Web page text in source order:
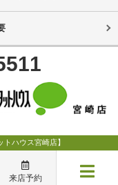
ハウス宮崎店】
来店予約